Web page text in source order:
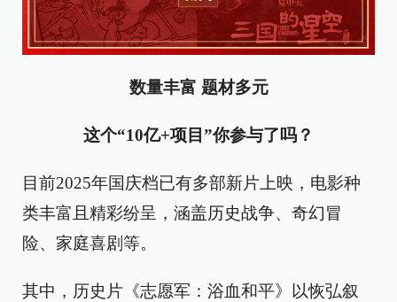
数量丰富 题材多元
这个“10亿+项目”你参与了吗？
目前2025年国庆档已有多部新片上映，电影种
类丰富且精彩纷呈，涵盖历史战争、奇幻冒
险、家庭喜剧等。
其中，历史片《志愿军：浴血和平》以恢弘叙